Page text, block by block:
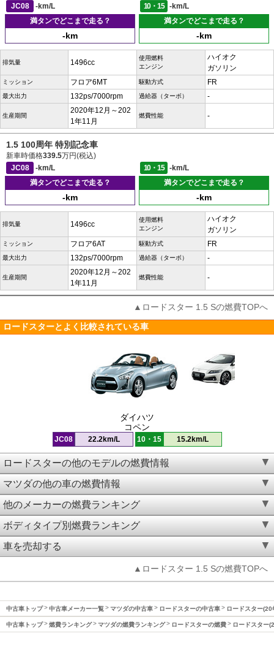
JC08
-km/L 10・15
-km/L
満タンでどこまで走る？
-km
満タンでどこまで走る？
-km
排気量 1496cc
使用燃料
エンジン
ハイオク
ガソリン
ミッション フロア6MT 駆動方式 FR
最大出力 132ps/7000rpm 過給器（ターボ） -
生産期間
2020年12月～202
1年11月
燃費性能 -
1.5 100周年 特別記念車
新車時価格339.5万円(税込)
JC08
-km/L 10・15
-km/L
満タンでどこまで走る？
-km
満タンでどこまで走る？
-km
排気量 1496cc
使用燃料
エンジン
ハイオク
ガソリン
ミッション フロア6AT 駆動方式 FR
最大出力 132ps/7000rpm 過給器（ターボ） -
生産期間
2020年12月～202
1年11月
燃費性能 -
▲ロードスター 1.5 Sの燃費TOPへ
ロードスターとよく比較されている車
ダイハツ
コペン
JC08 22.2km/L 10・15 15.2km/L
ロードスターの他のモデルの燃費情報
マツダの他の車の燃費情報
他のメーカーの燃費ランキング
ボディタイプ別燃費ランキング
車を売却する
▲ロードスター 1.5 Sの燃費TOPへ
中古車トップ 中古車メーカー一覧 マツダの中古車 ロードスターの中古車 ロードスター
中古車トップ 燃費ランキング マツダの燃費ランキング ロードスターの燃費 ロードスター